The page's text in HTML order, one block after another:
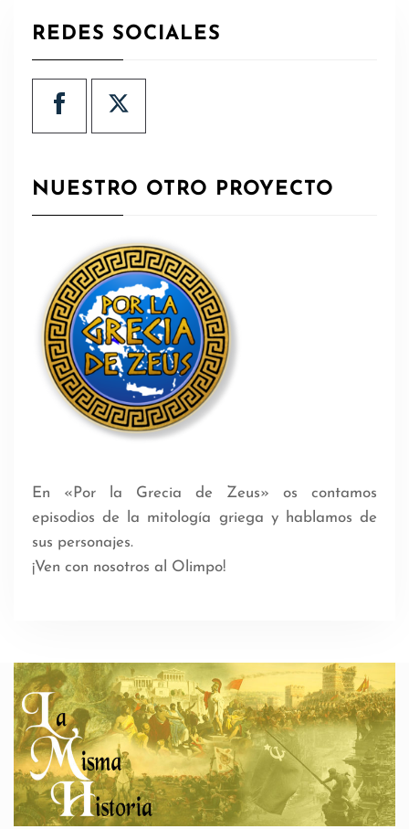
REDES SOCIALES
NUESTRO OTRO PROYECTO
En «Por la Grecia de Zeus» os contamos
episodios de la mitología griega y hablamos de
sus personajes.
¡Ven con nosotros al Olimpo!